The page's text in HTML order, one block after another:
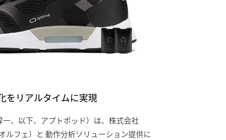
をリアルタイムに実現
、以下、アプトポッド）は、株式会社
ルフェ）と 動作分析ソリューション提供に